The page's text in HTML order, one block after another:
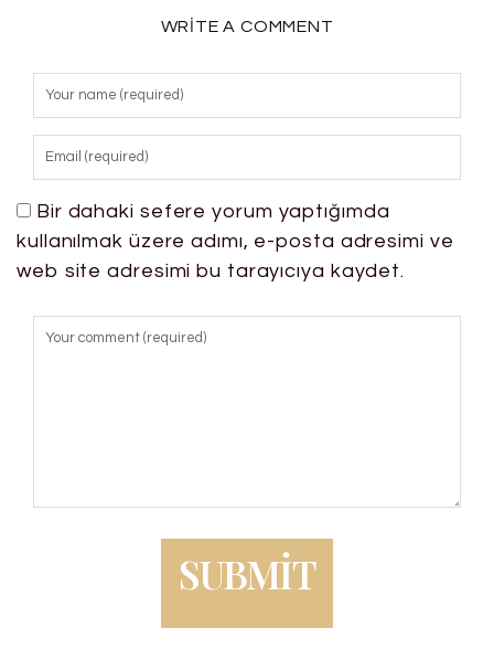
WRITE A COMMENT
Bir dahaki sefere yorum yaptığımda
kullanılmak üzere adımı, e-posta adresimi ve
web site adresimi bu tarayıcıya kaydet.